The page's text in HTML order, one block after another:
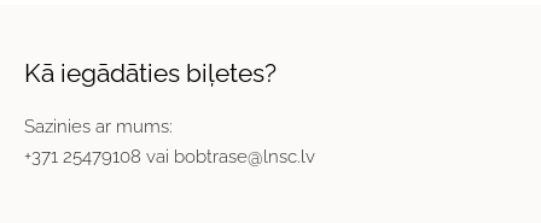
Kā iegādāties biļetes?
Sazinies ar mums:
+371 25479108 vai bobtrase@lnsc.lv